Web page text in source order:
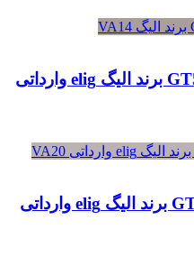
لنت ترمز جلو فولکس واگن GT5 برند الیگ elig وارداتی
لنت ترمز جلو فولکس گلف GTI برند الیگ elig وارداتی